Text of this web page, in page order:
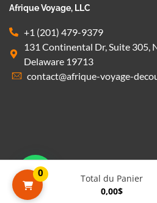
0
Total du Panier
0,00$
Afrique Voyage, LLC
+1 (201) 479-9379
131 Continental Dr, Suite 305,
Delaware 19713
contact@afrique-voyage-
1